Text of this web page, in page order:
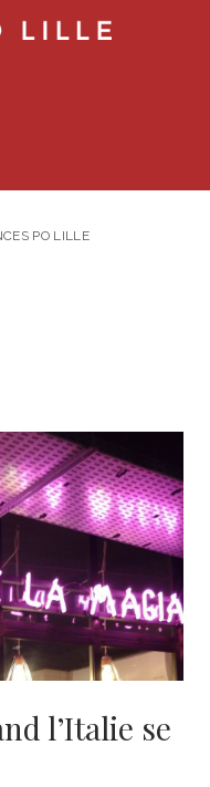
PO LILLE
l’Italie se